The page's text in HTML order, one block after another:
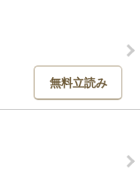
無料立読み